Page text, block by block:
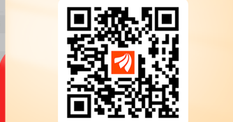
1.63万
1.63万
1.65万
1.64万
1.65万
1.65万
1.68万